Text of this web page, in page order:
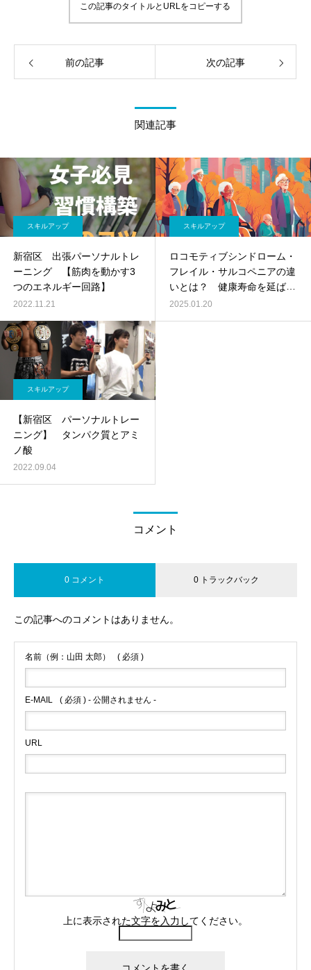
この記事のタイトルとURLをコピーする
前の記事 次の記事
関連記事
スキルアップ
新宿区 出張パーソナルトレ
ーニング 【筋肉を動かす3
つのエネルギー回路】
2022.11.21
スキルアップ
ロコモティブシンドローム・
フレイル・サルコペニアの違
いとは？ 健康寿命を延ばす
ための基礎知識 出張パーソ
2025.01.20
スキルアップ
【新宿区 パーソナルトレー
ニング】 タンパク質とアミ
ノ酸
2022.09.04
コメント
0 コメント 0 トラックバック
この記事へのコメントはありません。
名前（例：山田 太郎） ( 必須 )
E-MAIL ( 必須 ) - 公開されません -
URL
上に表示された文字を入力してください。